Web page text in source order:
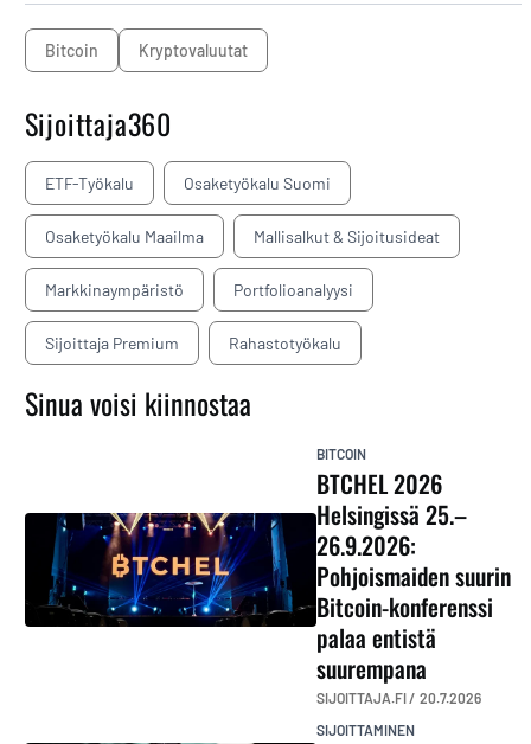
Bitcoin kryptovaluutat
Sijoittaja360
ETF-Työkalu Osaketyökalu Suomi
Osaketyökalu Maailma Mallisalkut & Sijoitusideat
Markkinaympäristö Portfolioanalyysi
Sijoittaja Premium Rahastotyökalu
Sinua voisi kiinnostaa
BITCOIN
BTCHEL 2026
Helsingissä 25.–
26.9.2026:
Pohjoismaiden suurin
Bitcoin-konferenssi
palaa entistä
suurempana
SIJOITTAJA.FI / 20.7.2026
SIJOITTAMINEN